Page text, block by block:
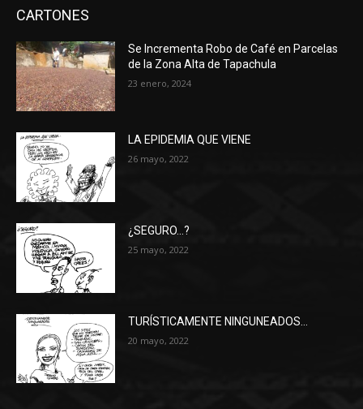
CARTONES
Se Incrementa Robo de Café en Parcelas
de la Zona Alta de Tapachula
23 enero, 2024
LA EPIDEMIA QUE VIENE
26 mayo, 2022
¿SEGURO…?
25 mayo, 2022
TURÍSTICAMENTE NINGUNEADOS…
20 mayo, 2022